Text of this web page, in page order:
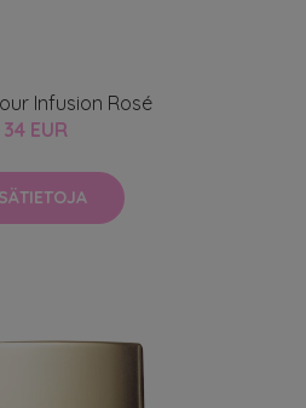
Infusion Rosé
34 EUR